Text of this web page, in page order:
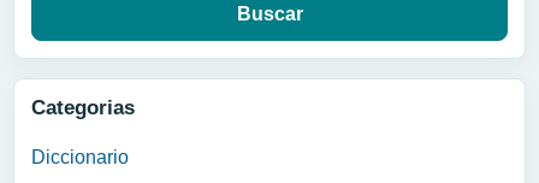
Categorias
Diccionario